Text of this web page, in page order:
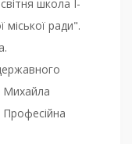
школа І-
міської ради".
Михайла
Професійна